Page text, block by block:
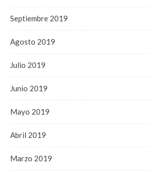
Septiembre 2019
Agosto 2019
Julio 2019
Junio 2019
Mayo 2019
Abril 2019
Marzo 2019